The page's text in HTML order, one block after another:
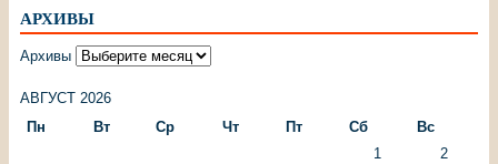
АРХИВЫ
Архивы
АВГУСТ 2026
Пн
Вт Ср Чт Пт Сб
Вс
1
2